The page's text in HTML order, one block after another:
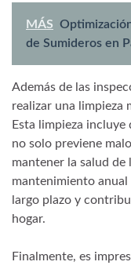
MÁS
de Sumideros en
Además de las
realizar una limpieza
Esta limpieza
no solo previene
mantener la salud
mantenimiento anual
largo plazo y
hogar.
Finalmente, es